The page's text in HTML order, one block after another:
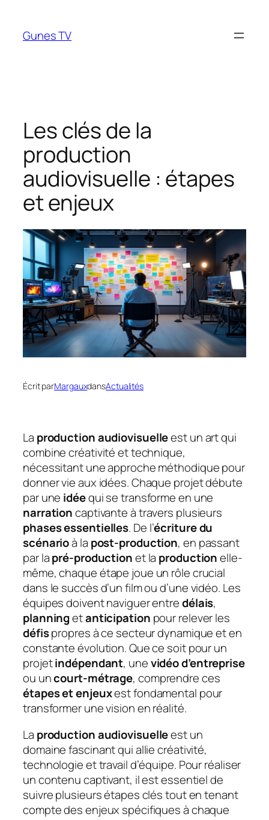
contenu
Gunes TV
Les clés de la
production
audiovisuelle : étapes
et enjeux
Écrit parMargauxdansActualités
La production audiovisuelleest un art qui
combine créativité et technique,
nécessitant une approche méthodique pour
donner vie aux idées. Chaque projet débute
par une idéequi se transforme en une
narrationcaptivante à travers plusieurs
phases essentielles. De l’écriture du
scénarioà la post-production, en passant
par lapré-productionet la productionelle-
même, chaque étape joue un rôle crucial
dans le succès d’un film ou d’une vidéo. Les
équipes doivent naviguer entredélais,
planningetanticipation pour relever les
défispropres à ce secteur dynamique et en
constante évolution. Que ce soit pour un
projetindépendant, unevidéo d’entreprise
ou uncourt-métrage, comprendre ces
étapes et enjeuxest fondamental pour
transformer une vision en réalité.
La production audiovisuelleest un
domaine fascinant qui allie créativité,
technologie et travail d’équipe. Pour réaliser
un contenu captivant, il est essentiel de
suivre plusieurs étapes clés tout en tenant
compte des enjeux spécifiques à chaque